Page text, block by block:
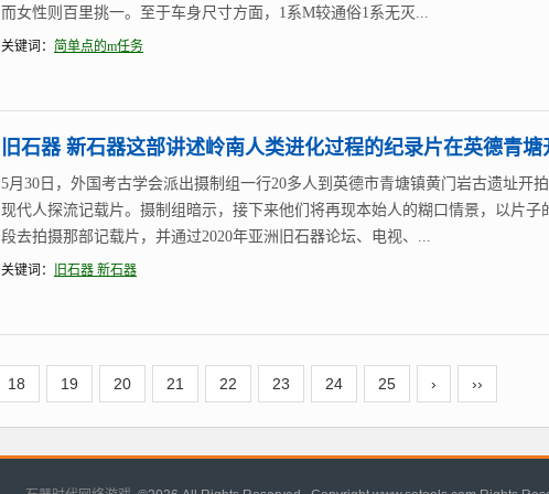
而女性则百里挑一。至于车身尺寸方面，1系M较通俗1系无灭...
关键词： 简单点的m任务
旧石器 新石器这部讲述岭南人类进化过程的纪录片在英德青塘
5月30日，外国考古学会派出摄制组一行20多人到英德市青塘镇黄门岩古遗址开
现代人探流记载片。摄制组暗示，接下来他们将再现本始人的糊口情景，以片子
段去拍摄那部记载片，并通过2020年亚洲旧石器论坛、电视、...
关键词： 旧石器 新石器
18 19 20 21 22 23 24 25 › ››